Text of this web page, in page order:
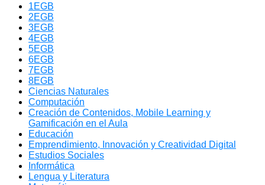
1EGB
2EGB
3EGB
4EGB
5EGB
6EGB
7EGB
8EGB
Ciencias Naturales
Computación
Creación de Contenidos, Mobile Learning y
Gamificación en el Aula
Educación
Emprendimiento, Innovación y Creatividad Digital
Estudios Sociales
Informática
Lengua y Literatura